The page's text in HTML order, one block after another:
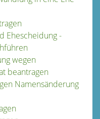
Ehescheidung -
wegen
beantragen
Namensänderung